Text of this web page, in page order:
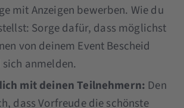
mit Anzeigen bewerben. Wie du
Sorge dafür, dass möglichst
von deinem Event Bescheid
anmelden.
mit deinen Teilnehmern: Den
dass Vorfreude die schönste